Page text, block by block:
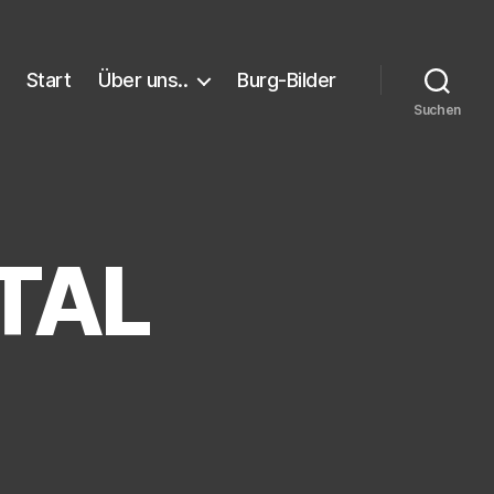
Start Über uns.. Burg-Bilder
Suchen